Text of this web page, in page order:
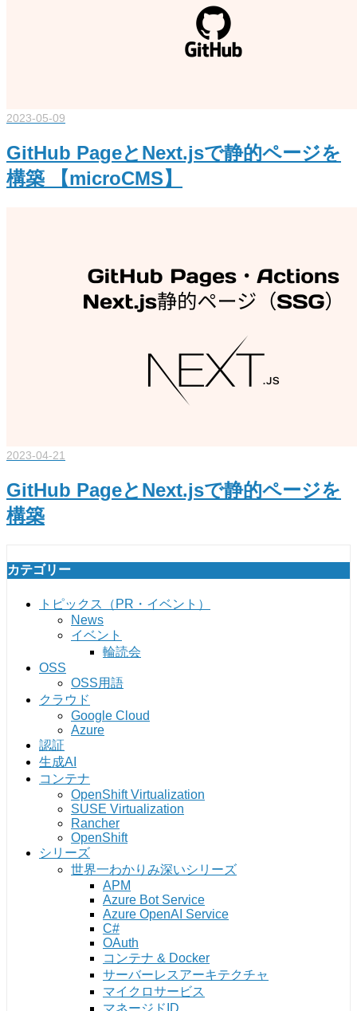
2023-05-09
GitHub PageとNext.jsで静的ページを
構築 【microCMS】
2023-04-21
GitHub PageとNext.jsで静的ページを
構築
カテゴリー
トピックス（PR・イベント）
News
イベント
輪読会
OSS
OSS用語
クラウド
Google Cloud
Azure
認証
生成AI
コンテナ
OpenShift Virtualization
SUSE Virtualization
Rancher
OpenShift
シリーズ
世界一わかりみ深いシリーズ
APM
Azure Bot Service
Azure OpenAI Service
C#
OAuth
コンテナ & Docker
サーバーレスアーキテクチャ
マイクロサービス
マネージドID